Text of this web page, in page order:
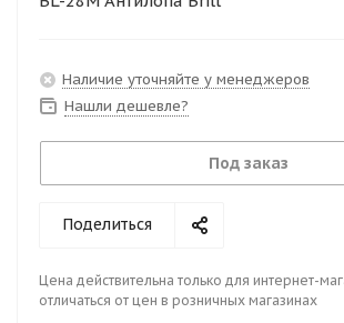
Наличие уточняйте у менеджеров
Нашли дешевле?
Под заказ
Поделиться
Цена действительна только для интернет-
отличаться от цен в розничных магазинах